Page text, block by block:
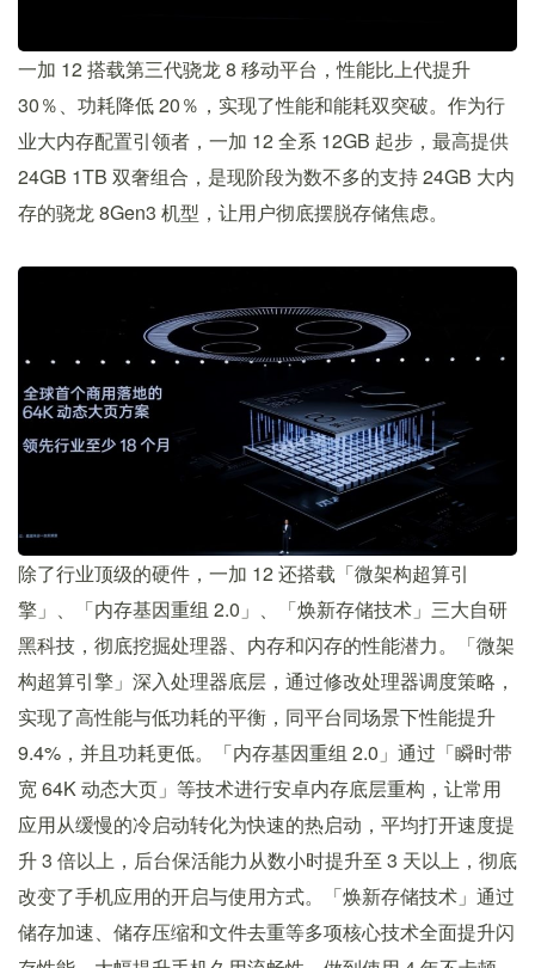
一加 12 搭载第三代骁龙 8 移动平台，性能比上代提升
30％、功耗降低 20％，实现了性能和能耗双突破。作为行
业大内存配置引领者，一加 12 全系 12GB 起步，最高提供
24GB 1TB 双奢组合，是现阶段为数不多的支持 24GB 大内
存的骁龙 8Gen3 机型，让用户彻底摆脱存储焦虑。
除了行业顶级的硬件，一加 12 还搭载「微架构超算引
擎」、「内存基因重组 2.0」、「焕新存储技术」三大自研
黑科技，彻底挖掘处理器、内存和闪存的性能潜力。「微架
构超算引擎」深入处理器底层，通过修改处理器调度策略，
实现了高性能与低功耗的平衡，同平台同场景下性能提升
9.4%，并且功耗更低。「内存基因重组 2.0」通过「瞬时带
宽 64K 动态大页」等技术进行安卓内存底层重构，让常用
应用从缓慢的冷启动转化为快速的热启动，平均打开速度提
升 3 倍以上，后台保活能力从数小时提升至 3 天以上，彻底
改变了手机应用的开启与使用方式。「焕新存储技术」通过
储存加速、储存压缩和文件去重等多项核心技术全面提升闪